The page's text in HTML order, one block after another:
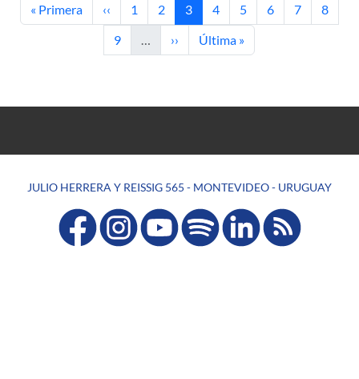
Primera página
« Primera Página anterior
‹‹ Página
1 Página
2 Página actual
3 Página
4 Página
5 Página
6 Página
7 Página
8
Página
9 … Siguiente página
›› Última página
Última »
JULIO HERRERA Y REISSIG 565 - MONTEVIDEO - URUGUAY